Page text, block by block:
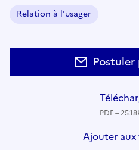
Domaine :
Relation à l'usager
PDF –
Ajouter aux